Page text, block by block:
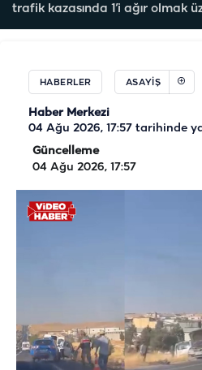
trafik kazasında 1’i ağır olmak
HABERLER ASAYIŞ
Haber Merkezi
04 Ağu 2026, 17:57 tarihinde
Güncelleme
04 Ağu 2026, 17:57